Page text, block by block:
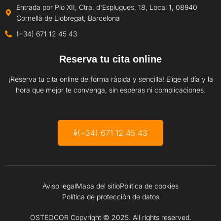
Entrada por Pio XII, Ctra. d'Esplugues, 18, Local 1, 08940
Cornellà de Llobregat, Barcelona
(+34) 671 12 45 43
Reserva tu cita online
¡Reserva tu cita online de forma rápida y sencilla! Elige el día y la
hora que mejor te convenga, sin esperas ni complicaciones.
(+34) 671 12 45 43
Aviso legalMapa del sitioPolítica de cookies
Política de protección de datos
OSTEOCOR Copyright © 2025. All rights reserved.